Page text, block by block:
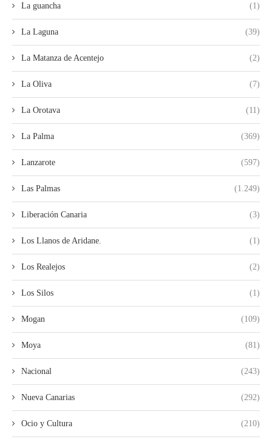
La guancha (1)
La Laguna (39)
La Matanza de Acentejo (2)
La Oliva (7)
La Orotava (11)
La Palma (369)
Lanzarote (597)
Las Palmas (1.249)
Liberación Canaria (3)
Los Llanos de Aridane. (1)
Los Realejos (2)
Los Silos (1)
Mogan (109)
Moya (81)
Nacional (243)
Nueva Canarias (292)
Ocio y Cultura (210)